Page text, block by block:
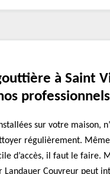
à Saint
professionnels
sur votre maison,
régulièrement.
d’accès, il faut le faire.
Landauer Couvreur peut